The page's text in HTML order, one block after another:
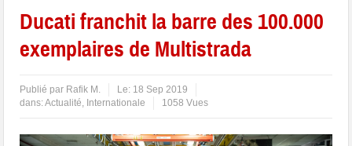
Ducati franchit la barre des 100.000
exemplaires de Multistrada
Publié par Rafik M. Le: 18 Sep 2019
dans:Actualité, Internationale 1058 Vues